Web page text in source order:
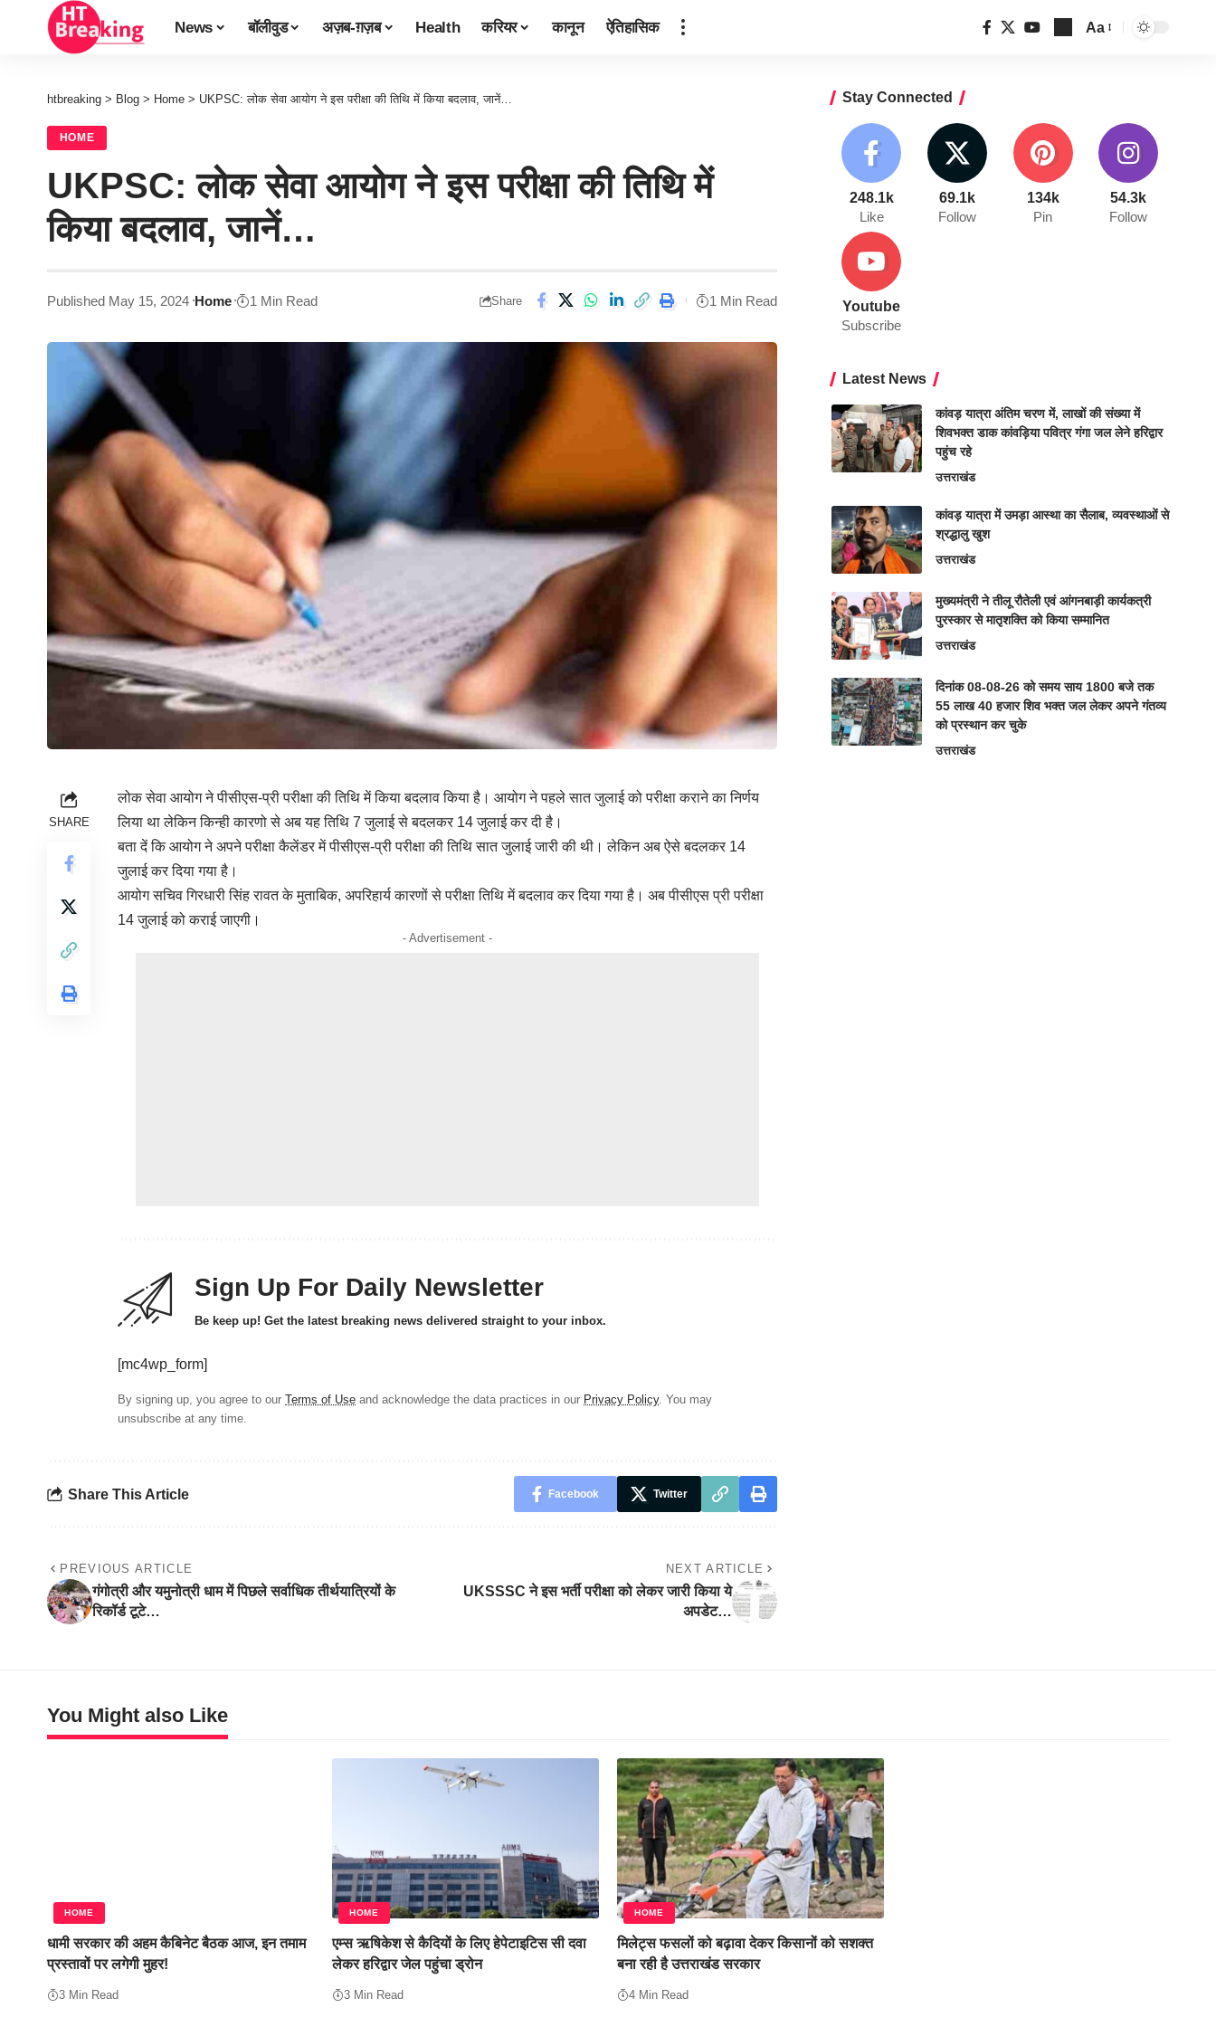
News बॉलीवुड अज़ब-ग़ज़ब Health करियर कानून ऐतिहासिक Aa
htbreaking > Blog > Home > UKPSC: लोक सेवा आयोग ने इस परीक्षा की तिथि में किया बदलाव, जानें…
HOME
UKPSC: लोक सेवा आयोग ने इस परीक्षा की तिथि में
किया बदलाव, जानें…
Published May 15, 2024 Home 1 Min Read Share 1 Min Read
SHARE
लोक सेवा आयोग ने पीसीएस-प्री परीक्षा की तिथि में किया बदलाव किया है। आयोग ने पहले सात जुलाई को परीक्षा कराने का निर्णय
लिया था लेकिन किन्ही कारणो से अब यह तिथि 7 जुलाई से बदलकर 14 जुलाई कर दी है।
बता दें कि आयोग ने अपने परीक्षा कैलेंडर में पीसीएस-प्री परीक्षा की तिथि सात जुलाई जारी की थी। लेकिन अब ऐसे बदलकर 14
जुलाई कर दिया गया है।
आयोग सचिव गिरधारी सिंह रावत के मुताबिक, अपरिहार्य कारणों से परीक्षा तिथि में बदलाव कर दिया गया है। अब पीसीएस प्री परीक्षा
14 जुलाई को कराई जाएगी।
- Advertisement -
Sign Up For Daily Newsletter
Be keep up! Get the latest breaking news delivered straight to your inbox.
[mc4wp_form]
By signing up, you agree to our Terms of Use and acknowledge the data practices in our Privacy Policy. You may
unsubscribe at any time.
Share This Article Facebook Twitter
PREVIOUS ARTICLE
गंगोत्री और यमुनोत्री धाम में पिछले सर्वाधिक तीर्थयात्रियों के
रिकॉर्ड टूटे…
NEXT ARTICLE
UKSSSC ने इस भर्ती परीक्षा को लेकर जारी किया ये
अपडेट…
Stay Connected
248.1k
Like
69.1k
Follow
134k
Pin
54.3k
Follow
Youtube
Subscribe
Latest News
कांवड़ यात्रा अंतिम चरण में, लाखों की संख्या में
शिवभक्त डाक कांवड़िया पवित्र गंगा जल लेने हरिद्वार
पहुंच रहे
उत्तराखंड
कांवड़ यात्रा में उमड़ा आस्था का सैलाब, व्यवस्थाओं से
श्रद्धालु खुश
उत्तराखंड
मुख्यमंत्री ने तीलू रौतेली एवं आंगनबाड़ी कार्यकत्री
पुरस्कार से मातृशक्ति को किया सम्मानित
उत्तराखंड
दिनांक 08-08-26 को समय साय 1800 बजे तक
55 लाख 40 हजार शिव भक्त जल लेकर अपने गंतव्य
को प्रस्थान कर चुके
उत्तराखंड
You Might also Like
HOME
धामी सरकार की अहम कैबिनेट बैठक आज, इन तमाम
प्रस्तावों पर लगेगी मुहर!
3 Min Read
HOME
एम्स ऋषिकेश से कैदियों के लिए हेपेटाइटिस सी दवा
लेकर हरिद्वार जेल पहुंचा ड्रोन
3 Min Read
HOME
मिलेट्स फसलों को बढ़ावा देकर किसानों को सशक्त
बना रही है उत्तराखंड सरकार
4 Min Read